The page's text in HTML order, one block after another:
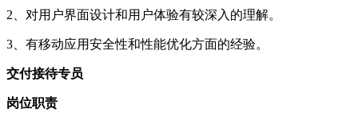
2、对用户界面设计和用户体验有较深入的理解。
3、有移动应用安全性和性能优化方面的经验。
交付接待专员
岗位职责